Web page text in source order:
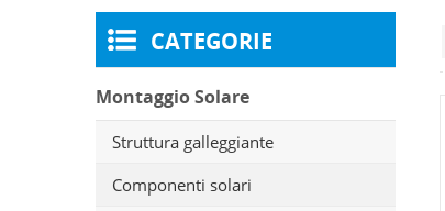
CATEGORIE
Montaggio Solare
Struttura galleggiante
Componenti solari